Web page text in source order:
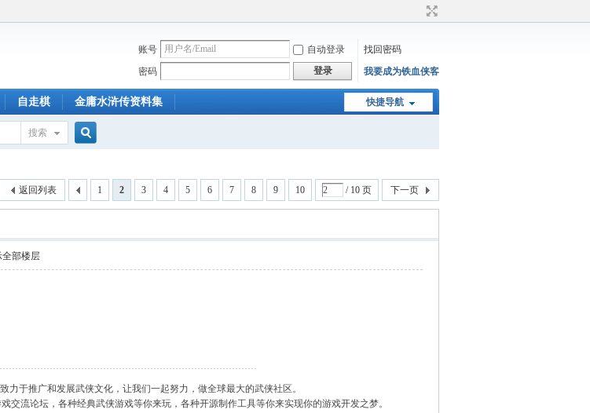
账号 自动登录
找回密码
密码
登录 我要成为铁血侠客
快捷导航
自走棋 金庸水浒传资料集
搜索
1 2 3 4 5 6 7 8 9 10 / 10 页 下一页
返回列表
全部楼层
力于推广和发展武侠文化，让我们一起努力，做全球最大的武侠社区。
交流论坛，各种经典武侠游戏等你来玩，各种开源制作工具等你来实现你的游戏开发之梦。